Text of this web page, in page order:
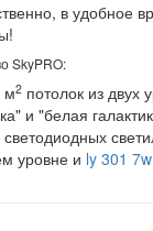
в удобное
SkyPRO:
м2 потолок из двух
и "белая
уровне и ly 301 7w